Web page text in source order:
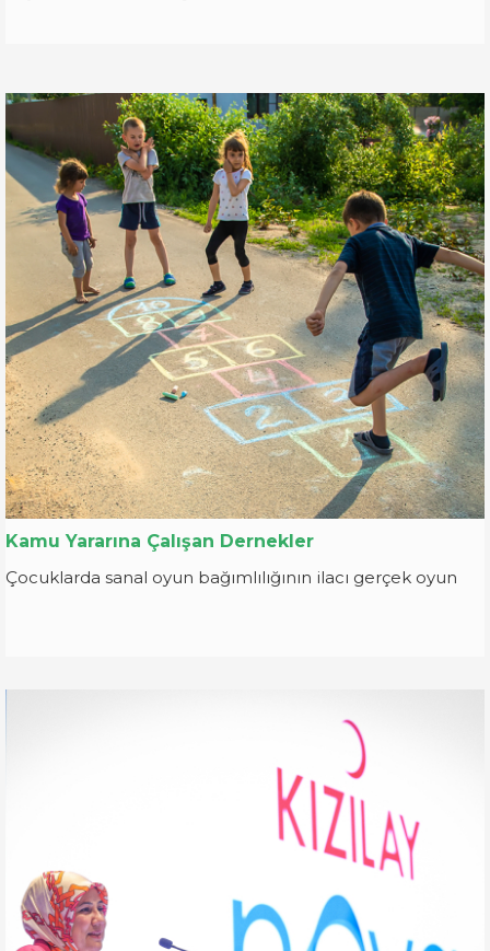
Kamu Yararına Çalışan Dernekler
Çocuklarda sanal oyun bağımlılığının ilacı gerçek oyun